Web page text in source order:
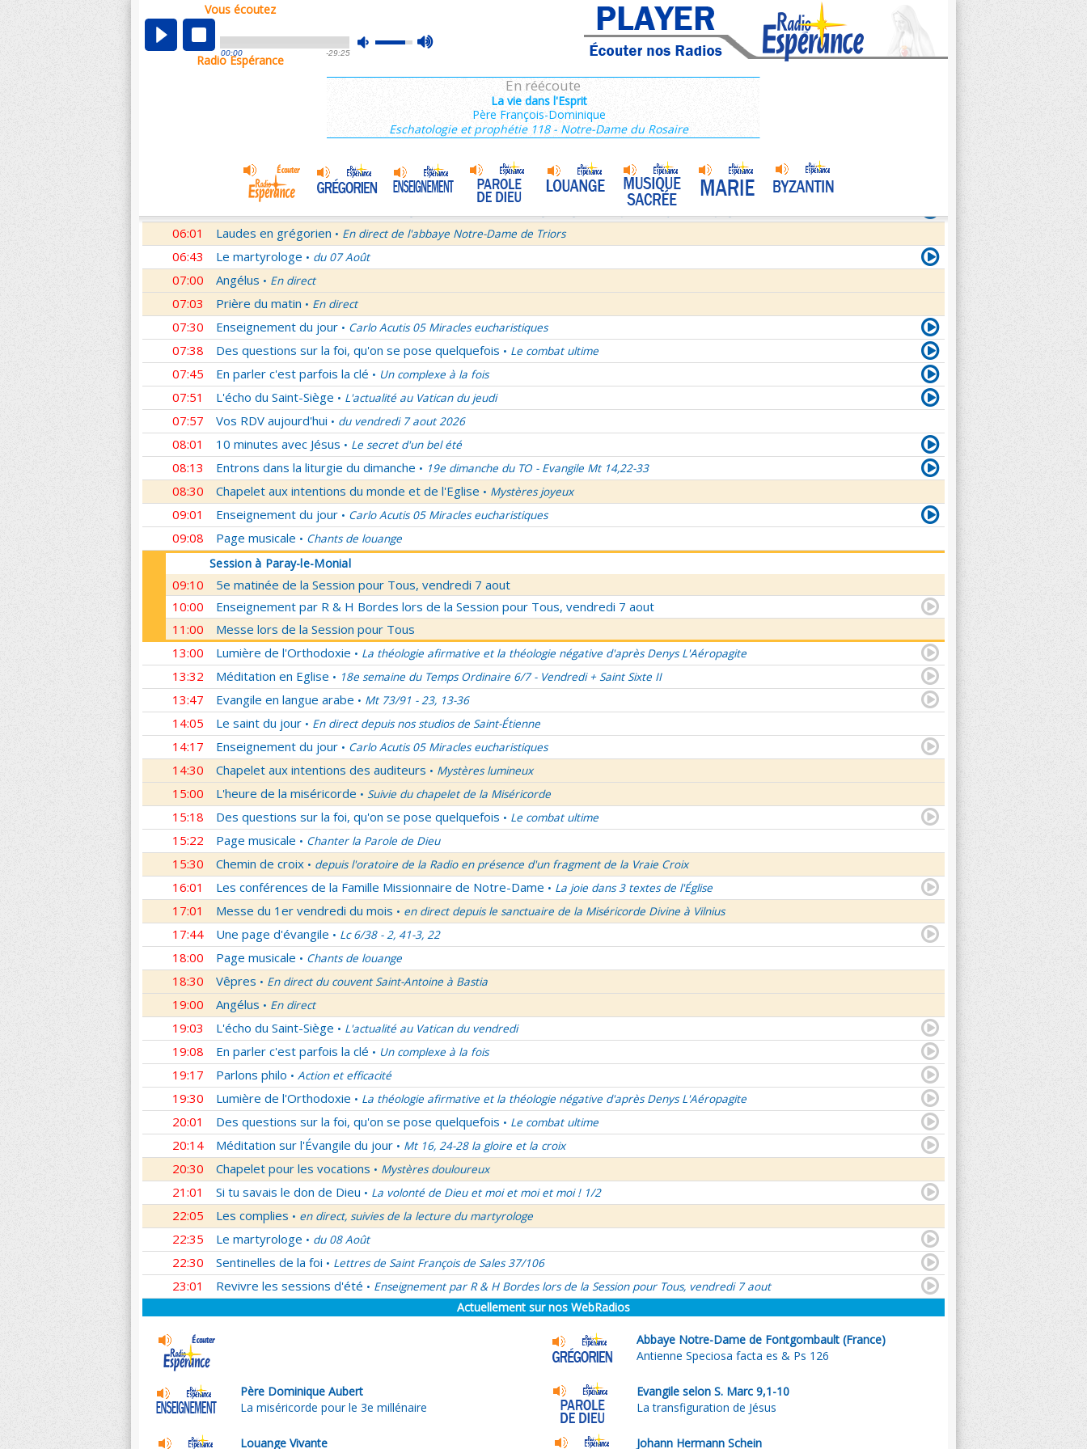
Vous écoutez
mute
max
00:00 -29:25
Radio Espérance
En réécoute
La vie dans l'Esprit
Père François-Dominique
Eschatologie et prophétie 118 - Notre-Dame du Rosaire
00:04
01:03 Sentinelles de la foi • Lettres de Saint François de Sales 37/106
01:32 10 minutes avec Jésus
18e semaine du Temps Ordinaire 6/7 - Vendredi + Saint Sixte II
En direct avec le Père Denis Mertz
Nouveau Testament • Lettre aux Galates
Si tu savais le don de Dieu La Transfiguration
En Toi nos sources • Paul et le Judaïsme 05
La théologie afirmative et la théologie négative d'après Denys L'Aéropagite
06:01 Laudes en grégorien • En direct de l'abbaye Notre-Dame de Triors
06:43 Le martyrologe • du 07 Août
07:00 Angélus • En direct
07:03 Prière du matin • En direct
07:30 Enseignement du jour • Carlo Acutis 05 Miracles eucharistiques
07:38 Des questions sur la foi, qu'on se pose quelquefois • Le combat ultime
07:45 En parler c'est parfois la clé • Un complexe à la fois
07:51 L'écho du Saint-Siège • L'actualité au Vatican du jeudi
07:57 Vos RDV aujourd'hui • du vendredi 7 aout 2026
08:01 10 minutes avec Jésus • Le secret d'un bel été
08:13 Entrons dans la liturgie du dimanche • 19e dimanche du TO - Evangile Mt 14,22-33
08:30 Chapelet aux intentions du monde et de l'Eglise • Mystères joyeux
09:01 Enseignement du jour • Carlo Acutis 05 Miracles eucharistiques
09:08 Page musicale • Chants de louange
Session à Paray-le-Monial
09:10
5e matinée de la Session pour Tous, vendredi 7 aout
10:00
Enseignement par R & H Bordes lors de la Session pour Tous, vendredi 7 aout
11:00
Messe lors de la Session pour Tous
13:00
Lumière de l'Orthodoxie • La théologie afirmative et la théologie négative d'après Denys L'Aéropagite
13:32 Méditation en Eglise • 18e semaine du Temps Ordinaire 6/7 - Vendredi + Saint Sixte II
13:47 Evangile en langue arabe • Mt 73/91 - 23, 13-36
14:05 Le saint du jour • En direct depuis nos studios de Saint-Étienne
14:17 Enseignement du jour • Carlo Acutis 05 Miracles eucharistiques
14:30 Chapelet aux intentions des auditeurs • Mystères lumineux
15:00 L'heure de la miséricorde • Suivie du chapelet de la Miséricorde
15:18 Des questions sur la foi, qu'on se pose quelquefois • Le combat ultime
15:22 Page musicale • Chanter la Parole de Dieu
15:30 Chemin de croix • depuis l'oratoire de la Radio en présence d'un fragment de la Vraie Croix
16:01 Les conférences de la Famille Missionnaire de Notre-Dame • La joie dans 3 textes de l'Église
17:01 Messe du 1er vendredi du mois • en direct depuis le sanctuaire de la Miséricorde Divine à Vilnius
17:44 Une page d'évangile • Lc 6/38 - 2, 41-3, 22
18:00 Page musicale • Chants de louange
18:30 Vêpres • En direct du couvent Saint-Antoine à Bastia
19:00 Angélus • En direct
19:03 L'écho du Saint-Siège • L'actualité au Vatican du vendredi
19:08 En parler c'est parfois la clé • Un complexe à la fois
19:17 Parlons philo • Action et efficacité
19:30 Lumière de l'Orthodoxie • La théologie afirmative et la théologie négative d'après Denys L'Aéropagite
20:01 Des questions sur la foi, qu'on se pose quelquefois • Le combat ultime
20:14 Méditation sur l'Évangile du jour • Mt 16, 24-28 la gloire et la croix
20:30 Chapelet pour les vocations • Mystères douloureux
21:01 Si tu savais le don de Dieu • La volonté de Dieu et moi et moi et moi ! 1/2
22:05 Les complies • en direct, suivies de la lecture du martyrologe
22:35 Le martyrologe • du 08 Août
22:30 Sentinelles de la foi • Lettres de Saint François de Sales 37/106
23:01 Revivre les sessions d'été • Enseignement par R & H Bordes lors de la Session pour Tous, vendredi 7 aout
Actuellement sur nos WebRadios
Abbaye Notre-Dame de Fontgombault (France)
Antienne Speciosa facta es & Ps 126
Père Dominique Aubert
La miséricorde pour le 3e millénaire
Evangile selon S. Marc 9,1-10
La transfiguration de Jésus
Louange Vivante Johann Hermann Schein